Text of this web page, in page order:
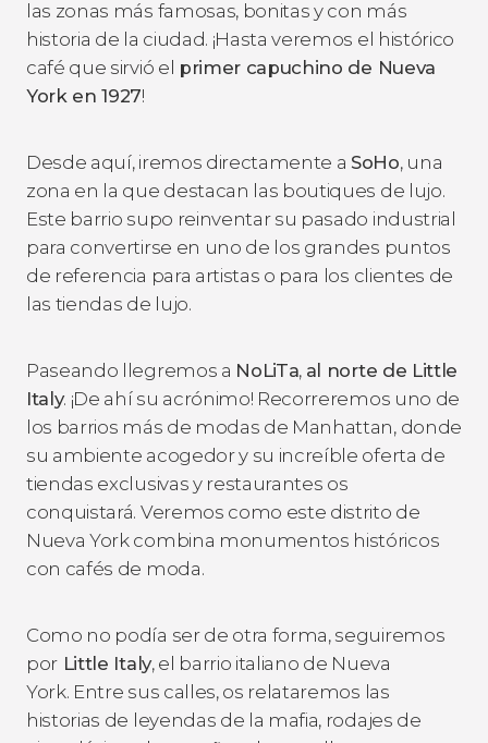
las zonas más famosas, bonitas y con más
historia de la ciudad. ¡Hasta veremos el histórico
café que sirvió el primer capuchino de Nueva
York en 1927!
Desde aquí, iremos directamente a SoHo, una
zona en la que destacan las boutiques de lujo.
Este barrio supo reinventar su pasado industrial
para convertirse en uno de los grandes puntos
de referencia para artistas o para los clientes de
las tiendas de lujo.
Paseando llegremos a NoLiTa, al norte de Little
Italy. ¡De ahí su acrónimo! Recorreremos uno de
los barrios más de modas de Manhattan, donde
su ambiente acogedor y su increíble oferta de
tiendas exclusivas y restaurantes os
conquistará. Veremos como este distrito de
Nueva York combina monumentos históricos
con cafés de moda.
Como no podía ser de otra forma, seguiremos
por Little Italy, el barrio italiano de Nueva
York. Entre sus calles, os relataremos las
historias de leyendas de la mafia, rodajes de